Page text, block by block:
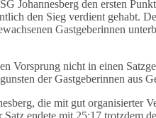
Johannesberg den ersten
den Sieg verdient gehabt.
Gastgeberinnen
Vorsprung nicht in einen
der Gastgeberinnen aus
die mit gut
endete mit 25:17 trotzdem